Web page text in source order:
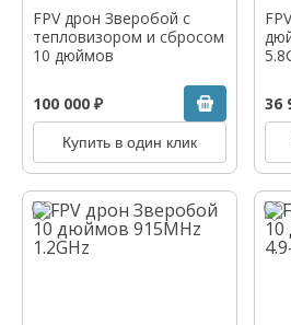
FPV дрон Зверобой с
тепловизором и сбросом
10 дюймов
100 000 ₽
Купить в один клик
36